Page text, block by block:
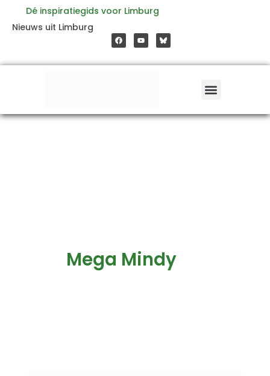
inhoud
Dé inspiratiegids voor Limburg
Nieuws uit Limburg
a
c
e
o
o
o
u
t
b
e
Mega Mindy